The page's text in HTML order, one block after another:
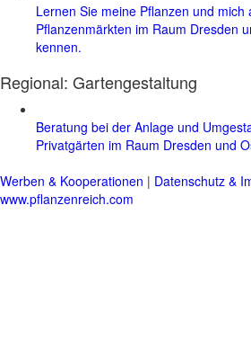
Lernen Sie meine Pflanzen und mich
Pflanzenmärkten im Raum Dresden
kennen.
Regional: Gartengestaltung
Beratung bei der Anlage und
Privatgärten im Raum Dresden und
Werben & Kooperationen | Datenschutz &
www.pflanzenreich.com